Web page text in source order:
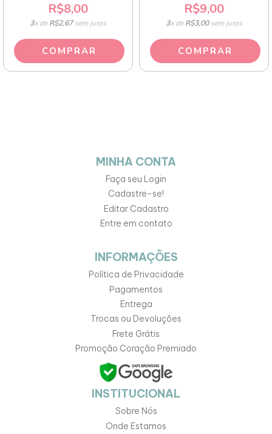
R$8,00
3x deR$2,67sem juros
R$9,00
3x deR$3,00sem juros
MINHA CONTA
Faça seu Login
Cadastre-se!
Editar Cadastro
Entre em contato
INFORMAÇÕES
Política de Privacidade
Pagamentos
Entrega
Trocas ou Devoluções
Frete Grátis
Promoção Coração Premiado
INSTITUCIONAL
Sobre Nós
Onde Estamos